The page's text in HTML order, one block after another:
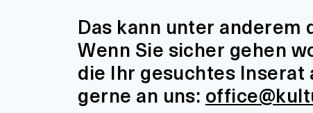
Das kann unter
Wenn Sie sicher gehen
die Ihr gesuchtes Inserat
gerne an uns: